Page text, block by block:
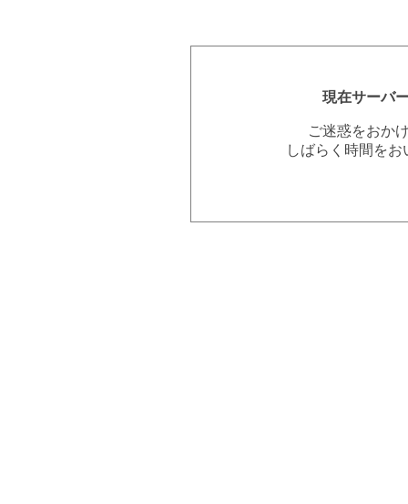
現在サーバ
ご迷惑をおか
しばらく時間を